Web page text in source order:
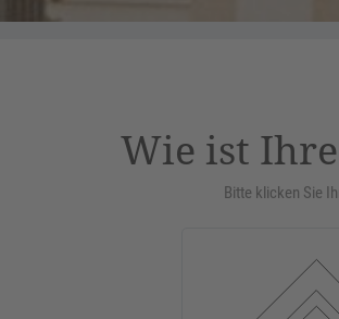
Wie ist
Bitte klicken Sie